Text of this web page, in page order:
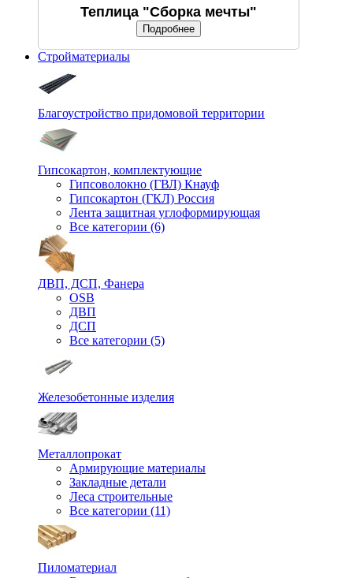
Теплица "Сборка мечты"
Подробнее
Стройматериалы
Благоустройство придомовой территории
Гипсокартон, комплектующие
Гипсоволокно (ГВЛ) Кнауф
Гипсокартон (ГКЛ) Россия
Лента защитная углоформирующая
Все категории (6)
ДВП, ДСП, Фанера
OSB
ДВП
ДСП
Все категории (5)
Железобетонные изделия
Металлопрокат
Армирующие материалы
Закладные детали
Леса строительные
Все категории (11)
Пиломатериал